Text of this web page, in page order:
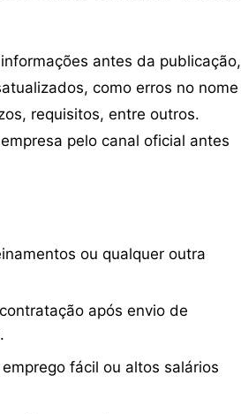
antes da publicação,
como erros no nome
requisitos, entre outros.
pelo canal oficial antes
ou qualquer outra
após envio de
fácil ou altos salários